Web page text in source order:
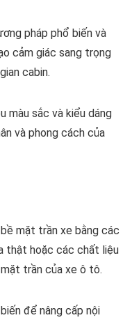
pháp phổ biến và
cảm giác sang trọng
cabin.
màu sắc và kiểu dáng
và phong cách của
mặt trần xe bằng các
thật hoặc các chất liệu
trần của xe ô tô.
để nâng cấp nội